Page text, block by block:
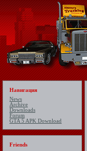
Навигация
News
Archive
Downloads
Forum
GTA 5 APK Download
Friends